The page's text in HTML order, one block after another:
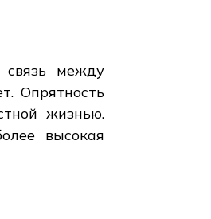
связь между
Опрятность
жизнью.
высокая